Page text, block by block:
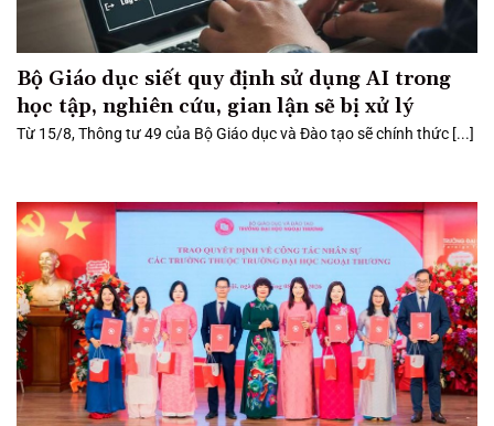
Bộ Giáo dục siết quy định sử dụng AI trong
học tập, nghiên cứu, gian lận sẽ bị xử lý
Từ 15/8, Thông tư 49 của Bộ Giáo dục và Đào tạo sẽ chính thức [...]